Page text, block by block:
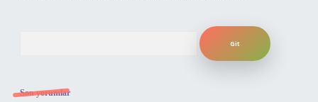
Son yorumlar